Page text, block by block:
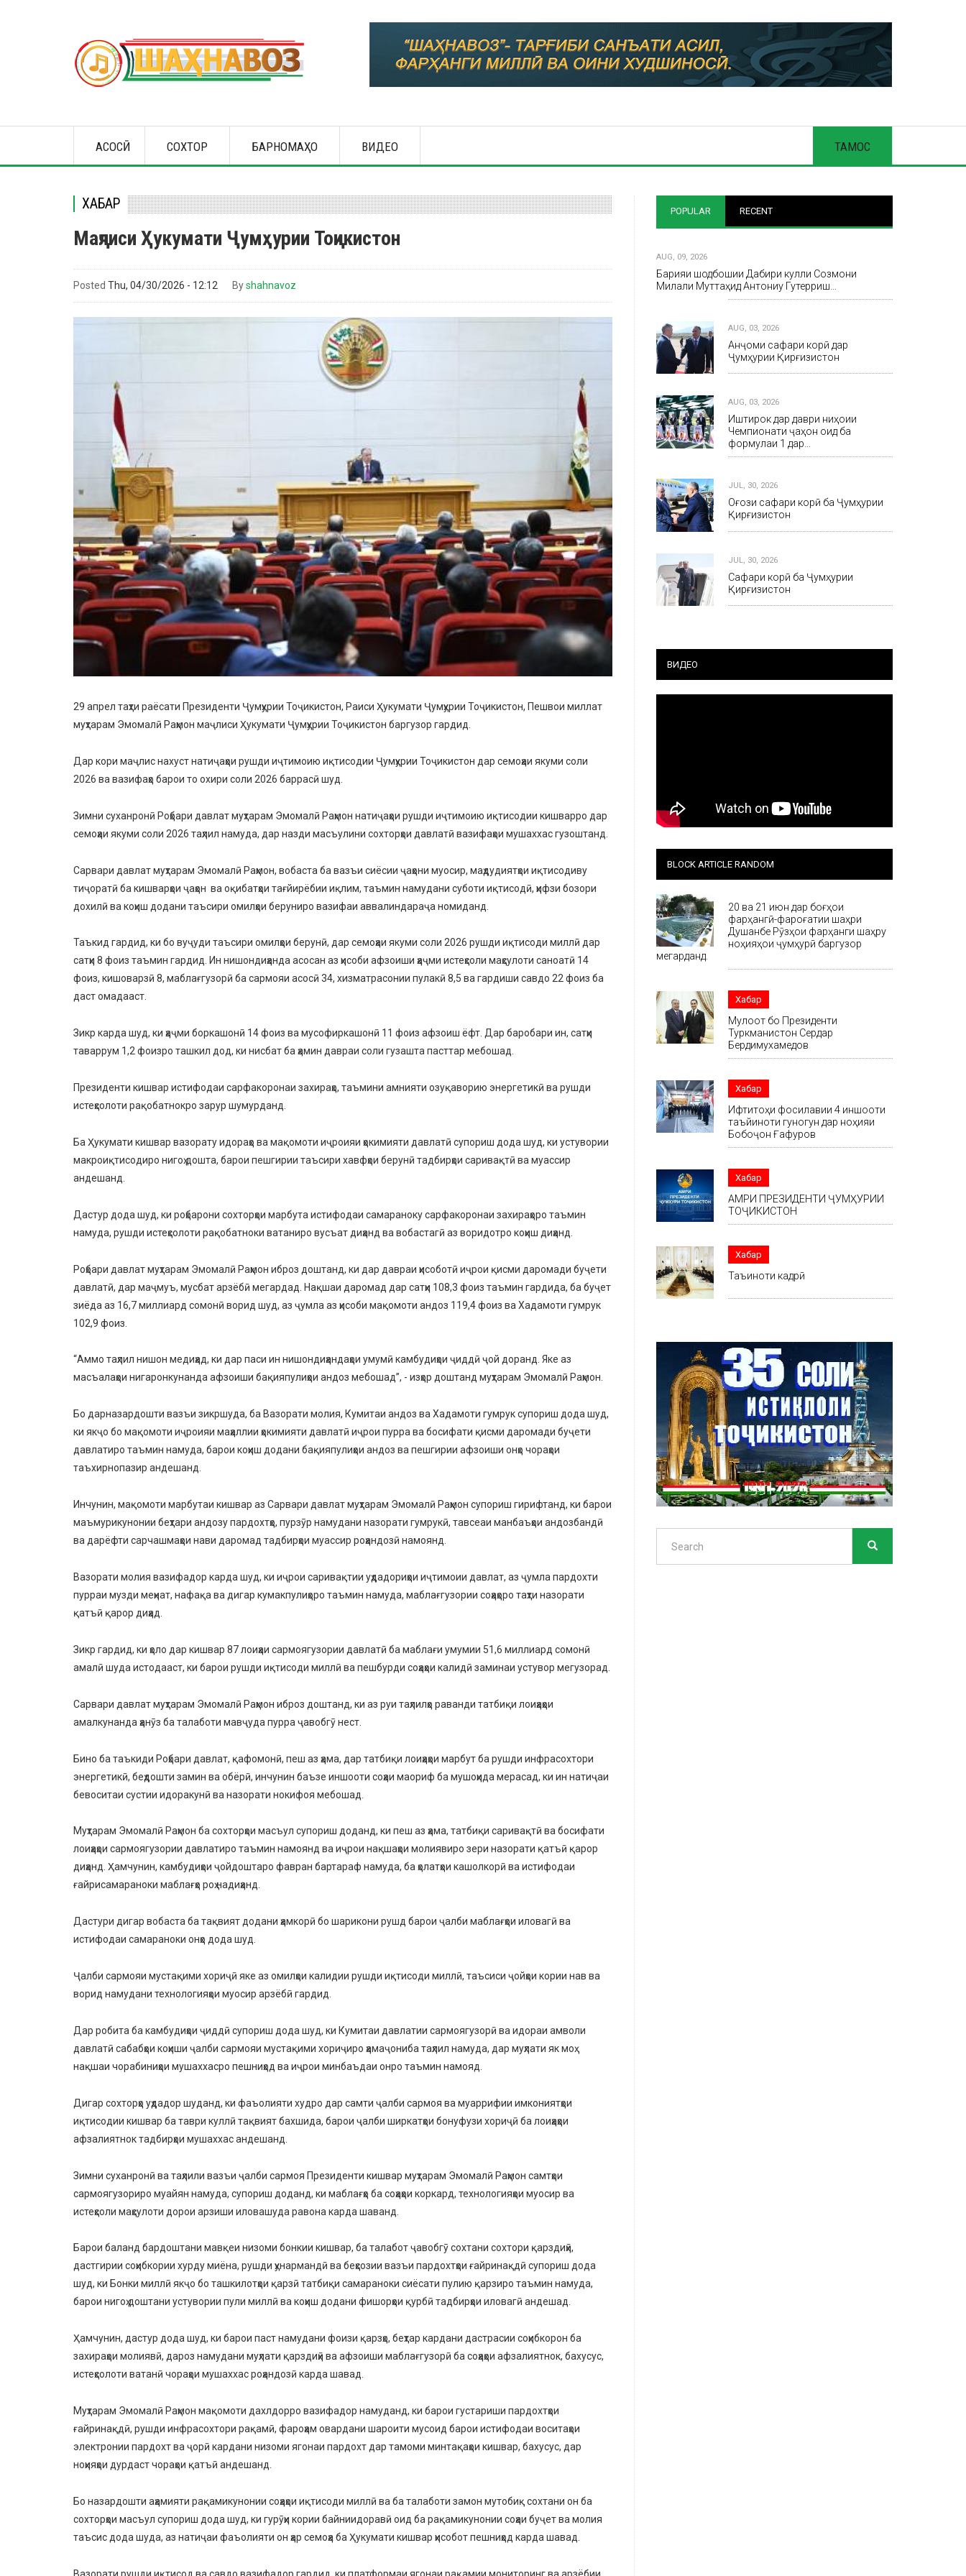
navigation
АСОСӢ СОХТОР БАРНОМАҲО ВИДЕО ТАМОС
ХАБАР
Маҷлиси Ҳукумати Ҷумҳурии Тоҷикистон
Posted Thu, 04/30/2026 - 12:12 Byshahnavoz
29 апрел таҳти раёсати Президенти Ҷумҳурии Тоҷикистон, Раиси Ҳукумати Ҷумҳурии Тоҷикистон, Пешвои миллат
муҳтарам Эмомалӣ Раҳмон маҷлиси Ҳукумати Ҷумҳурии Тоҷикистон баргузор гардид.
Дар кори маҷлис нахуст натиҷаҳои рушди иҷтимоию иқтисодии Ҷумҳурии Тоҷикистон дар семоҳаи якуми соли
2026 ва вазифаҳо барои то охири соли 2026 баррасӣ шуд.
Зимни суханронӣ Роҳбари давлат муҳтарам Эмомалӣ Раҳмон натиҷаҳои рушди иҷтимоию иқтисодии кишварро дар
семоҳаи якуми соли 2026 таҳлил намуда, дар назди масъулини сохторҳои давлатӣ вазифаҳои мушаххас гузоштанд.
Сарвари давлат муҳтарам Эмомалӣ Раҳмон, вобаста ба вазъи сиёсии ҷаҳони муосир, маҳдудиятҳои иқтисодиву
тиҷоратӣ ба кишварҳои ҷаҳон ва оқибатҳои тағйирёбии иқлим, таъмин намудани суботи иқтисодӣ, ҳифзи бозори
дохилӣ ва коҳиш додани таъсири омилҳои беруниро вазифаи аввалиндараҷа номиданд.
Таъкид гардид, ки бо вуҷуди таъсири омилҳои берунӣ, дар семоҳаи якуми соли 2026 рушди иқтисоди миллӣ дар
сатҳи 8 фоиз таъмин гардид. Ин нишондиҳанда асосан аз ҳисоби афзоиши ҳаҷми истеҳсоли маҳсулоти саноатӣ 14
фоиз, кишоварзӣ 8, маблағгузорӣ ба сармояи асосӣ 34, хизматрасонии пулакӣ 8,5 ва гардиши савдо 22 фоиз ба
даст омадааст.
Зикр карда шуд, ки ҳаҷми боркашонӣ 14 фоиз ва мусофиркашонӣ 11 фоиз афзоиш ёфт. Дар баробари ин, сатҳи
таваррум 1,2 фоизро ташкил дод, ки нисбат ба ҳамин давраи соли гузашта пасттар мебошад.
Президенти кишвар истифодаи сарфакоронаи захираҳо, таъмини амнияти озуқаворию энергетикӣ ва рушди
истеҳсолоти рақобатнокро зарур шумурданд.
Ба Ҳукумати кишвар вазорату идораҳо ва мақомоти иҷроияи ҳокимияти давлатӣ супориш дода шуд, ки устувории
макроиқтисодиро нигоҳ дошта, барои пешгирии таъсири хавфҳои берунӣ тадбирҳои саривақтӣ ва муассир
андешанд.
Дастур дода шуд, ки роҳбарони сохторҳои марбута истифодаи самараноку сарфакоронаи захираҳоро таъмин
намуда, рушди истеҳсолоти рақобатноки ватаниро вусъат диҳанд ва вобастагӣ аз воридотро коҳиш диҳанд.
Роҳбари давлат муҳтарам Эмомалӣ Раҳмон иброз доштанд, ки дар давраи ҳисоботӣ иҷрои қисми даромади буҷети
давлатӣ, дар маҷмуъ, мусбат арзёбӣ мегардад. Нақшаи даромад дар сатҳи 108,3 фоиз таъмин гардида, ба буҷет
зиёда аз 16,7 миллиард сомонӣ ворид шуд, аз ҷумла аз ҳисоби мақомоти андоз 119,4 фоиз ва Хадамоти гумрук
102,9 фоиз.
“Аммо таҳлил нишон медиҳад, ки дар паси ин нишондиҳандаҳои умумӣ камбудиҳои ҷиддӣ ҷой доранд. Яке аз
масъалаҳои нигаронкунанда афзоиши бақияпулиҳои андоз мебошад”, - изҳор доштанд муҳтарам Эмомалӣ Раҳмон.
Бо дарназардошти вазъи зикршуда, ба Вазорати молия, Кумитаи андоз ва Хадамоти гумрук супориш дода шуд,
ки якҷо бо мақомоти иҷроияи маҳаллии ҳокимияти давлатӣ иҷрои пурра ва босифати қисми даромади буҷети
давлатиро таъмин намуда, барои коҳиш додани бақияпулиҳои андоз ва пешгирии афзоиши онҳо чораҳои
таъхирнопазир андешанд.
Инчунин, мақомоти марбутаи кишвар аз Сарвари давлат муҳтарам Эмомалӣ Раҳмон супориш гирифтанд, ки барои
маъмурикунонии беҳтари андозу пардохтҳо, пурзӯр намудани назорати гумрукӣ, тавсеаи манбаъҳои андозбандӣ
ва дарёфти сарчашмаҳои нави даромад тадбирҳои муассир роҳандозӣ намоянд.
Вазорати молия вазифадор карда шуд, ки иҷрои саривақтии уҳдадориҳои иҷтимоии давлат, аз ҷумла пардохти
пурраи музди меҳнат, нафақа ва дигар кумакпулиҳоро таъмин намуда, маблағгузории соҳаҳоро таҳти назорати
қатъӣ қарор диҳад.
Зикр гардид, ки ҳоло дар кишвар 87 лоиҳаи сармоягузории давлатӣ ба маблағи умумии 51,6 миллиард сомонӣ
амалӣ шуда истодааст, ки барои рушди иқтисоди миллӣ ва пешбурди соҳаҳои калидӣ заминаи устувор мегузорад.
Сарвари давлат муҳтарам Эмомалӣ Раҳмон иброз доштанд, ки аз руи таҳлилҳо раванди татбиқи лоиҳаҳои
амалкунанда ҳанӯз ба талаботи мавҷуда пурра ҷавобгӯ нест.
Бино ба таъкиди Роҳбари давлат, қафомонӣ, пеш аз ҳама, дар татбиқи лоиҳаҳои марбут ба рушди инфрасохтори
энергетикӣ, беҳдошти замин ва обёрӣ, инчунин баъзе иншооти соҳаи маориф ба мушоҳида мерасад, ки ин натиҷаи
бевоситаи сустии идоракунӣ ва назорати нокифоя мебошад.
Муҳтарам Эмомалӣ Раҳмон ба сохторҳои масъул супориш доданд, ки пеш аз ҳама, татбиқи саривақтӣ ва босифати
лоиҳаҳои сармоягузории давлатиро таъмин намоянд ва иҷрои нақшаҳои молиявиро зери назорати қатъӣ қарор
диҳанд. Ҳамчунин, камбудиҳои ҷойдоштаро фавран бартараф намуда, ба ҳолатҳои кашолкорӣ ва истифодаи
ғайрисамараноки маблағҳо роҳ надиҳанд.
Дастури дигар вобаста ба тақвият додани ҳамкорӣ бо шарикони рушд барои ҷалби маблағҳои иловагӣ ва
истифодаи самараноки онҳо дода шуд.
Ҷалби сармояи мустақими хориҷӣ яке аз омилҳои калидии рушди иқтисоди миллӣ, таъсиси ҷойҳои кории нав ва
ворид намудани технологияҳои муосир арзёбӣ гардид.
Дар робита ба камбудиҳои ҷиддӣ супориш дода шуд, ки Кумитаи давлатии сармоягузорӣ ва идораи амволи
давлатӣ сабабҳои коҳиши ҷалби сармояи мустақими хориҷиро ҳамаҷониба таҳлил намуда, дар муҳлати як моҳ
нақшаи чорабиниҳои мушаххасро пешниҳод ва иҷрои минбаъдаи онро таъмин намояд.
Дигар сохторҳо уҳдадор шуданд, ки фаъолияти худро дар самти ҷалби сармоя ва муаррифии имкониятҳои
иқтисодии кишвар ба таври куллӣ тақвият бахшида, барои ҷалби ширкатҳои бонуфузи хориҷӣ ба лоиҳаҳои
афзалиятнок тадбирҳои мушаххас андешанд.
Зимни суханронӣ ва таҳлили вазъи ҷалби сармоя Президенти кишвар муҳтарам Эмомалӣ Раҳмон самтҳои
сармоягузориро муайян намуда, супориш доданд, ки маблағҳо ба соҳаҳои коркард, технологияҳои муосир ва
истеҳсоли маҳсулоти дорои арзиши иловашуда равона карда шаванд.
Барои баланд бардоштани мавқеи низоми бонкии кишвар, ба талабот ҷавобгӯ сохтани сохтори қарздиҳӣ,
дастгирии соҳибкории хурду миёна, рушди ҳунармандӣ ва беҳсозии вазъи пардохтҳои ғайринақдӣ супориш дода
шуд, ки Бонки миллӣ якҷо бо ташкилотҳои қарзӣ татбиқи самараноки сиёсати пулию қарзиро таъмин намуда,
барои нигоҳ доштани устувории пули миллӣ ва коҳиш додани фишорҳои қурбӣ тадбирҳои иловагӣ андешад.
Ҳамчунин, дастур дода шуд, ки барои паст намудани фоизи қарзҳо, беҳтар кардани дастрасии соҳибкорон ба
захираҳои молиявӣ, дароз намудани муҳлати қарздиҳӣ ва афзоиши маблағгузорӣ ба соҳаҳои афзалиятнок, бахусус,
истеҳсолоти ватанӣ чораҳои мушаххас роҳандозӣ карда шавад.
Муҳтарам Эмомалӣ Раҳмон мақомоти дахлдорро вазифадор намуданд, ки барои густариши пардохтҳои
ғайринақдӣ, рушди инфрасохтори рақамӣ, фароҳам овардани шароити мусоид барои истифодаи воситаҳои
электронии пардохт ва ҷорӣ кардани низоми ягонаи пардохт дар тамоми минтақаҳои кишвар, бахусус, дар
ноҳияҳои дурдаст чораҳои қатъӣ андешанд.
Бо назардошти аҳамияти рақамикунонии соҳаҳои иқтисоди миллӣ ва ба талаботи замон мутобиқ сохтани он ба
сохторҳои масъул супориш дода шуд, ки гурӯҳи кории байниидоравӣ оид ба рақамикунонии соҳаи буҷет ва молия
таъсис дода шуда, аз натиҷаи фаъолияти он ҳар семоҳа ба Ҳукумати кишвар ҳисобот пешниҳод карда шавад.
Вазорати рушди иқтисод ва савдо вазифадор гардид, ки платформаи ягонаи рақамии мониторинг ва арзёбии
POPULAR RECENT
AUG, 09, 2026
Барқияи шодбошии Дабири кулли Созмони
Милали Муттаҳид Антониу Гутерриш…
AUG, 03, 2026
Анҷоми сафари корӣ дар
Ҷумҳурии Қирғизистон
AUG, 03, 2026
Иштирок дар даври ниҳоии
Чемпионати ҷаҳон оид ба
формулаи 1 дар…
JUL, 30, 2026
Оғози сафари корӣ ба Ҷумҳурии
Қирғизистон
JUL, 30, 2026
Сафари корӣ ба Ҷумҳурии
Қирғизистон
ВИДЕО
BLOCK ARTICLE RANDOM
20 ва 21 июн дар боғҳои
фарҳангӣ-фароғатии шаҳри
Душанбе Рӯзҳои фарҳанги шаҳру
ноҳияҳои ҷумҳурӣ баргузор
мегарданд.
Хабар
Мулоқот бо Президенти
Туркманистон Сердар
Бердимухамедов
Хабар
Ифтитоҳи фосилавии 4 иншооти
таъйиноти гуногун дар ноҳияи
Бобоҷон Ғафуров
Хабар
АМРИ ПРЕЗИДЕНТИ ҶУМҲУРИИ
ТОҶИКИСТОН
Хабар
Таъиноти кадрӣ
Search SEARCH